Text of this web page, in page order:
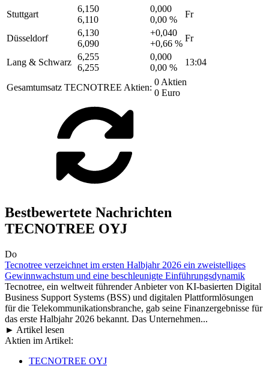
Stuttgart
6,150
6,110
0,000
0,00 %
Fr
Düsseldorf
6,130
6,090
+0,040
+0,66 %
Fr
Lang & Schwarz
6,255
6,255
0,000
0,00 %
13:04
Gesamtumsatz TECNOTREE Aktien:
0 Aktien
0 Euro
Bestbewertete Nachrichten
TECNOTREE OYJ
Do
Tecnotree verzeichnet im ersten Halbjahr 2026 ein zweistelliges
Gewinnwachstum und eine beschleunigte Einführungsdynamik
Tecnotree, ein weltweit führender Anbieter von KI-basierten Digital
Business Support Systems (BSS) und digitalen Plattformlösungen
für die Telekommunikationsbranche, gab seine Finanzergebnisse für
das erste Halbjahr 2026 bekannt. Das Unternehmen...
► Artikel lesen
Aktien im Artikel:
TECNOTREE OYJ